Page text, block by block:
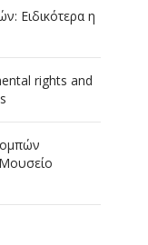
Ειδικότερα η
rights and